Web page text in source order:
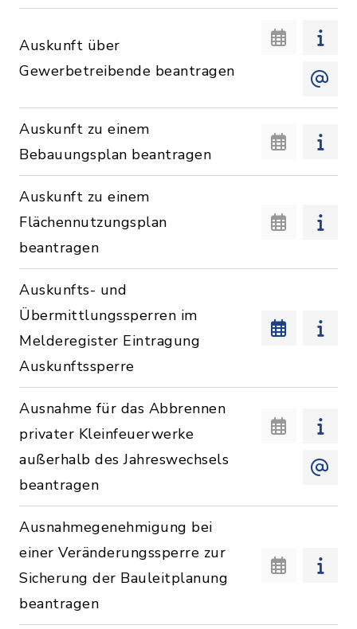
Auskunft über
Gewerbetreibende beantragen
Auskunft zu einem
Bebauungsplan beantragen
Auskunft zu einem
Flächennutzungsplan
beantragen
Auskunfts- und
Übermittlungssperren im
Melderegister Eintragung
Auskunftssperre
Ausnahme für das Abbrennen
privater Kleinfeuerwerke
außerhalb des Jahreswechsels
beantragen
Ausnahmegenehmigung bei
einer Veränderungssperre zur
Sicherung der Bauleitplanung
beantragen